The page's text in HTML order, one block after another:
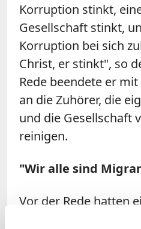
Korruption stinkt,
Gesellschaft stinkt,
Korruption bei sich
Christ, er stinkt", so
Rede beendete er
an die Zuhörer, die
und die Gesellschaft
reinigen.
"Wir alle sind
Vor der Rede hatten
den Philippinen, ein